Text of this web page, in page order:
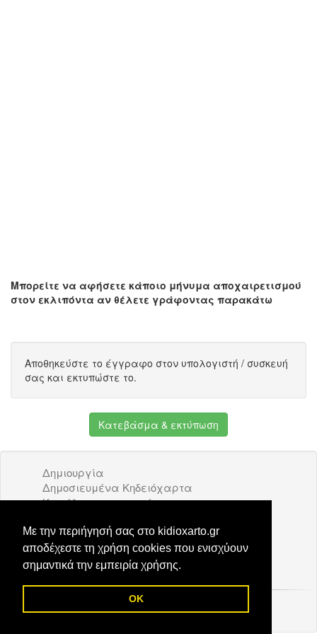
Με την περιήγησή σας στο kidioxarto.gr
αποδέχεστε τη χρήση cookies που ενισχύουν
σημαντικά την εμπειρία χρήσης.
OK
Μπορείτε να αφήσετε κάποιο μήνυμα αποχαιρετισμού
στον εκλιπόντα αν θέλετε γράφοντας παρακάτω
Αποθηκεύστε το έγγραφο στον υπολογιστή / συσκευή
σας και εκτυπώστε το.
Κατεβάσμα & εκτύπωση
Δημιουργία
Δημοσιευμένα Κηδειόχαρτα
Κατάλογος επιχειρήσεων
Διαφήμιση
Επικοινωνία
© 2026 Kidioxarto.gr /Επικοινωνία